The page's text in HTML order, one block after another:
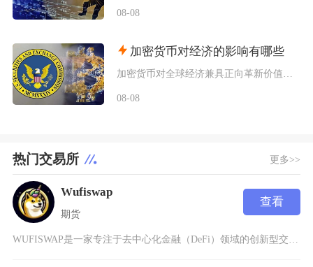
08-08
加密货币对经济的影响有哪些
08-08
热门交易所 更多>>
Wufiswap
期货
查看
WUFISWAP是一家专注于去中心化金融（DeFi）领域的创新型交易所，致力于为用户提供高